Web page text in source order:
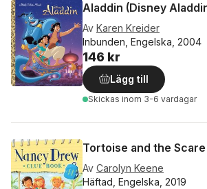
Aladdin (Disney
Av Karen Kreider
Inbunden, Engelska, 2004
146 kr
Lägg till
Skickas inom 3-6 vardagar
Tortoise and the Scare
Av Carolyn Keene
Häftad, Engelska, 2019